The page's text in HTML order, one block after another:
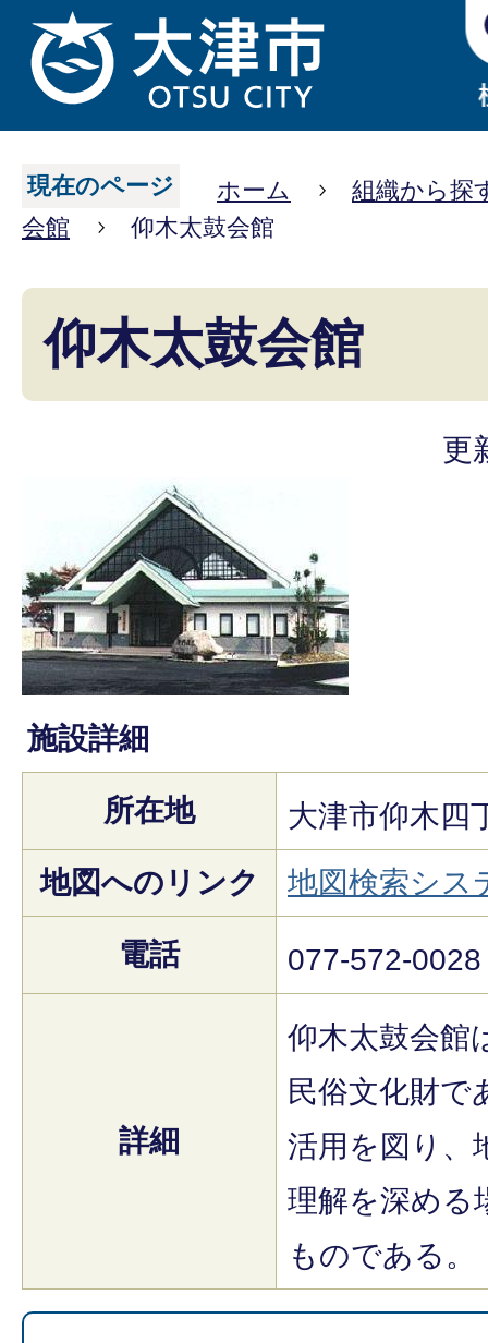
現在のページ ホーム
組織から探
会館
仰木太鼓会館
仰木太鼓会館
更
施設詳細
所在地
大津市仰木四
地図へのリンク
地図検索シス
電話 077-572-
詳細
仰木太鼓会館
民俗文化財で
活用を図り、
理解を深める
ものである。